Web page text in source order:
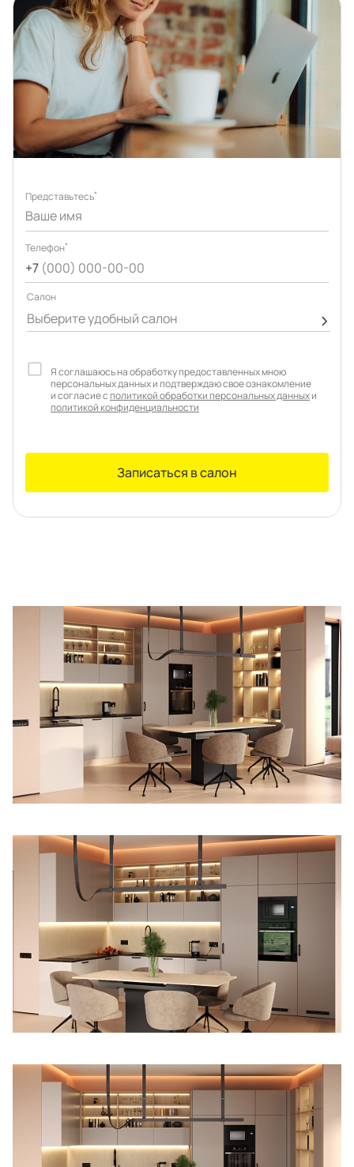
Сборка и установка
Гарантии
Доставка
Подключение техники
Способы оплаты
Рассрочка онлайн
Кухни на заказ
Цены
Портфолио проектов
Индивидуальный
О компании
Санкт-Петербург
Нижний Новгород
Поддержка сайта
Представьтесь*
Телефон*
+7 (000) 000-00-00
Cалон
Выберите удобный салон
Я соглашаюсь на обработку предоставленных мною
персональных данных и подтверждаю свое ознакомление
и согласие сполитикой обработки персональных данныхи
политикой конфиденциальности
Записаться в салон